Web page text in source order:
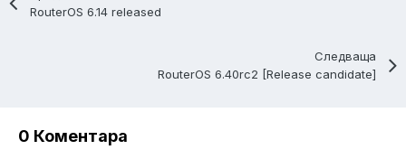
RouterOS 6.14 released
Следваща
RouterOS 6.40rc2 [Release candidate]
0 Коментара